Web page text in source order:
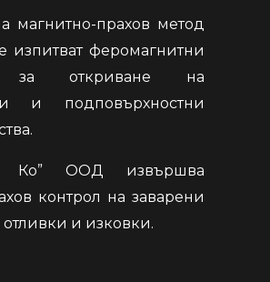
магнитно-прахов метод
изпитват феромагнитни
за откриване на
и подповърхностни
Ко” ООД извършва
контрол на заварени
и изковки.